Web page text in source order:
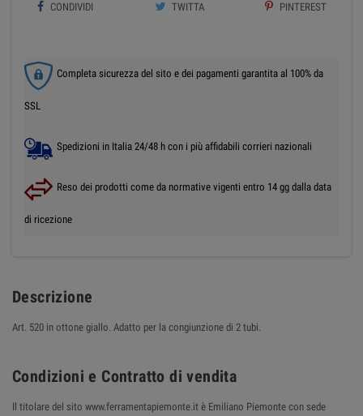
CONDIVIDI TWITTA PINTEREST
Completa sicurezza del sito e dei pagamenti garantita al 100% da
SSL
Spedizioni in Italia 24/48 h con i più affidabili corrieri nazionali
Reso dei prodotti come da normative vigenti entro 14 gg dalla data
di ricezione
Descrizione
Art. 520 in ottone giallo. Adatto per la congiunzione di 2 tubi.
Condizioni e Contratto di vendita
Il titolare del sito www.ferramentapiemonte.it è Emiliano Piemonte con sede